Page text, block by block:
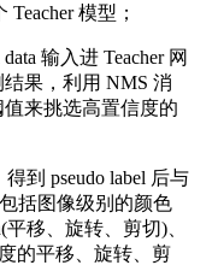
模型；
输入进 Teacher 网
果，利用 NMS 消
来挑选高置信度的
得到 pseudo label 后与
括图像级别的颜色
平移、旋转、剪切)、
的平移、旋转、剪